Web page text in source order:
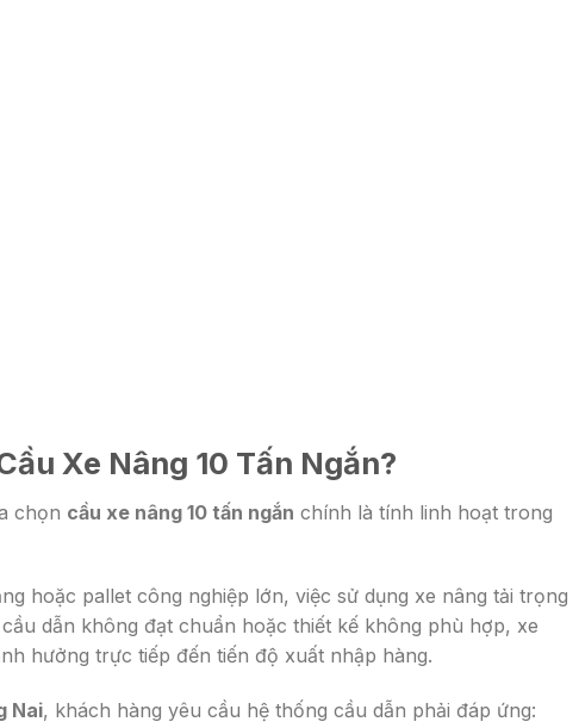
Xe Nâng 10 Tấn Ngắn?
chọn cầu xe nâng 10 tấn ngắn chính là tính linh hoạt trong
hoặc pallet công nghiệp lớn, việc sử dụng xe nâng tải trọng
dẫn không đạt chuẩn hoặc thiết kế không phù hợp, xe
hưởng trực tiếp đến tiến độ xuất nhập hàng.
Nai, khách hàng yêu cầu hệ thống cầu dẫn phải đáp ứng: